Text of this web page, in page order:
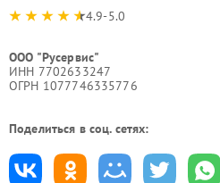
4.9-5.0
ООО "Русервис"
ИНН 7702633247
ОГРН 1077746335776
Поделиться в соц. сетях: